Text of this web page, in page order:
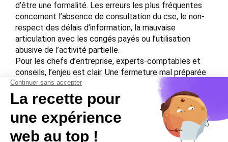
d’être une formalité. Les erreurs les plus fréquentes
concernent l’absence de consultation du cse, le non-
respect des délais d’information, la mauvaise
articulation avec les congés payés ou l’utilisation
abusive de l’activité partielle.
Pour les chefs d’entreprise, experts-comptables et
conseils, l’enjeu est clair. Une fermeture mal préparée
se transforme rapidement en contentieux prud’homal,
avec à la clé rappels de salaire, indemnités et
dégradation du climat social. Anticiper, formaliser et
documenter chaque étape reste la seule approche
réellement sécurisée.